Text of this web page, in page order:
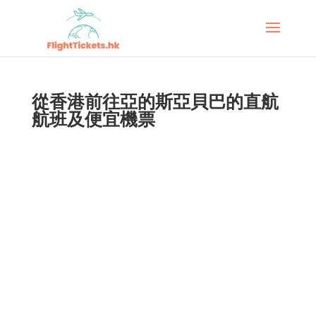
從香港前往亞的斯亞貝巴的直航
航班及便宜機票